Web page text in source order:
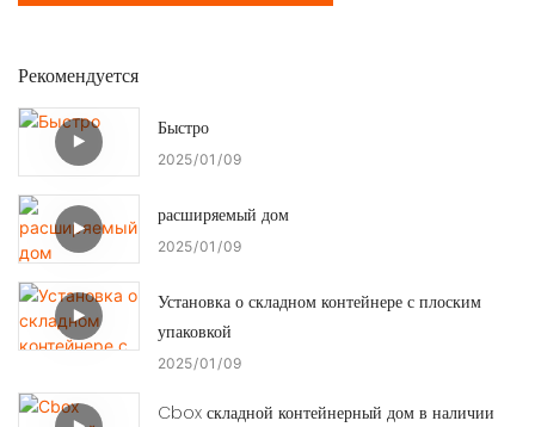
Рекомендуется
Быстро
2025 01 09
расширяемый дом
2025 01 09
Установка о складном контейнере с плоским
упаковкой
2025 01 09
Cbox складной контейнерный дом в наличии